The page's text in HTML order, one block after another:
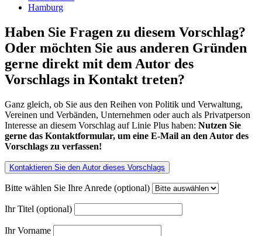
Hamburg
Haben Sie Fragen zu diesem Vorschlag?
Oder möchten Sie aus anderen Gründen
gerne direkt mit dem Autor des
Vorschlags in Kontakt treten?
Ganz gleich, ob Sie aus den Reihen von Politik und Verwaltung,
Vereinen und Verbänden, Unternehmen oder auch als Privatperson
Interesse an diesem Vorschlag auf Linie Plus haben: Nutzen Sie
gerne das Kontaktformular, um eine E-Mail an den Autor des
Vorschlags zu verfassen!
Kontaktieren Sie den Autor dieses Vorschlags
Bitte wählen Sie Ihre Anrede (optional)
Ihr Titel (optional)
Ihr Vorname